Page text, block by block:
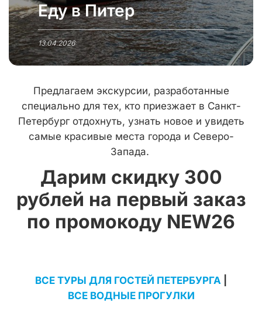
Еду в Питер
13.04.2026
Предлагаем экскурсии, разработанные
специально для тех, кто приезжает в Санкт-
Петербург отдохнуть, узнать новое и увидеть
самые красивые места города и Северо-
Запада.
Дарим скидку 300
рублей на первый заказ
по промокоду NEW26
ВСЕ ТУРЫ ДЛЯ ГОСТЕЙ ПЕТЕРБУРГА
ВСЕ ВОДНЫЕ ПРОГУЛКИ